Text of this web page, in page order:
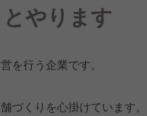
やります
を行う企業です。
づくりを心掛けています。